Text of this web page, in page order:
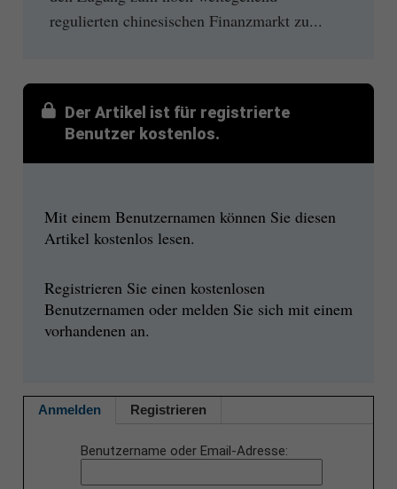
regulierten chinesischen Finanzmarkt zu...
Der Artikel ist für registrierte
Benutzer kostenlos.
Mit einem Benutzernamen können Sie diesen
Artikel kostenlos lesen.
Registrieren Sie einen kostenlosen
Benutzernamen oder melden Sie sich mit einem
vorhandenen an.
Anmelden Registrieren
Benutzername oder Email-Adresse